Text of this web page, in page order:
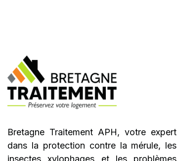
Bretagne Traitement APH, votre expert
dans la protection contre la mérule, les
insectes xylophages et les problèmes